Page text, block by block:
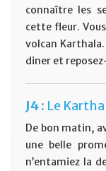
connaître les
cette fleur.
volcan
diner et
J4 : Le
De bon matin,
une belle
n’entamiez la